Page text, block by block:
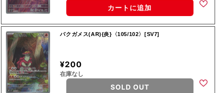
カートに追加
バクガメス(AR){炎}〈105/102〉[SV7]
¥200
在庫なし
SOLD OUT